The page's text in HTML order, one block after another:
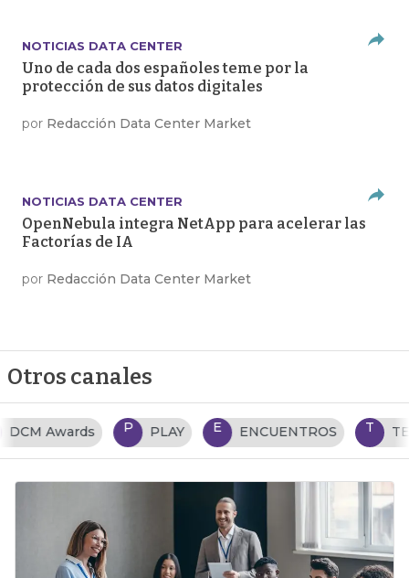
NOTICIAS DATA CENTER
Uno de cada dos españoles teme por la
protección de sus datos digitales
por Redacción Data Center Market
NOTICIAS DATA CENTER
OpenNebula integra NetApp para acelerar las
Factorías de IA
por Redacción Data Center Market
Otros canales
P PLAY E ENCUENTROS T TENDENCIAS TI